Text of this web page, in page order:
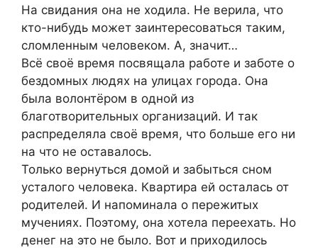
На свидания она не ходила. Не верила, что
кто-нибудь может заинтересоваться таким,
cломленным человеком. А, значит…
Всё своё время посвящала работе и заботе о
бездомных людях на улицах города. Она
была волонтёром в одной из
благотворительных организаций. И так
распределяла своё время, что больше его ни
на что не оставалось.
Только вернуться домой и забыться сном
усталого человека. Квартира ей осталась от
родителей. И напоминала о пережитых
мучениях. Поэтому, она хотела переехать. Но
денег на это не было. Вот и приходилось